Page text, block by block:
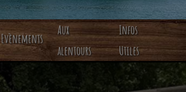
Evènements
Aux
alentours
Infos
Utiles